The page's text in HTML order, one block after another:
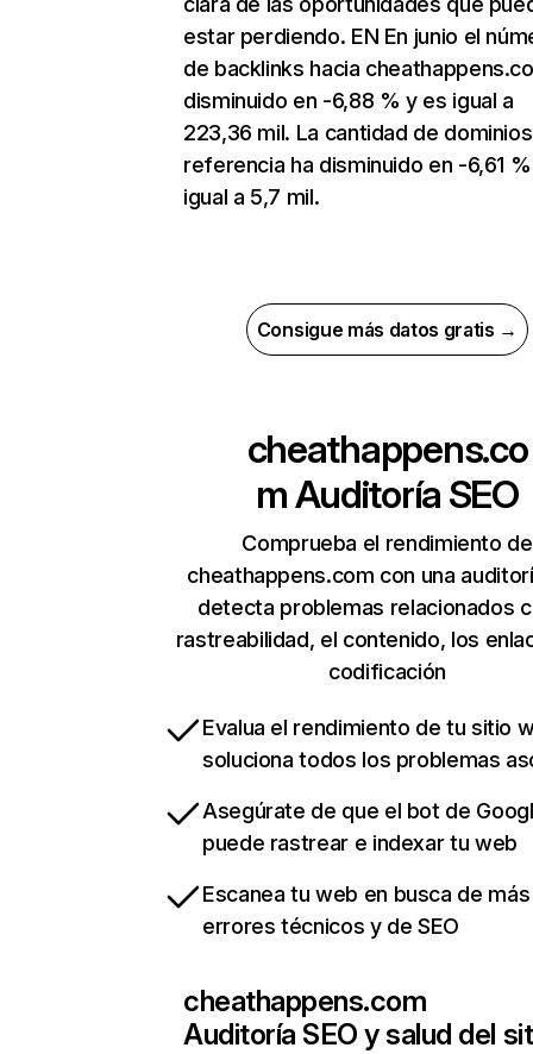
estar perdiendo. EN En junio el
de backlinks hacia
disminuido en -6,88 % y es igual a
223,36 mil. La cantidad de
referencia ha disminuido en -6,61
igual a 5,7 mil.
Consigue más datos gratis →
cheathappens.co
mAuditoría SEO
Comprueba el rendimiento de
cheathappens.com con una
detecta problemas relacionados
rastreabilidad, el contenido, los
codificación
Evalua el rendimiento de tu sitio
soluciona todos los problemas
Asegúrate de que el bot de
puede rastrear e indexar tu web
Escanea tu web en busca de
errores técnicos y de SEO
cheathappens.com
Auditoría SEO y salud del